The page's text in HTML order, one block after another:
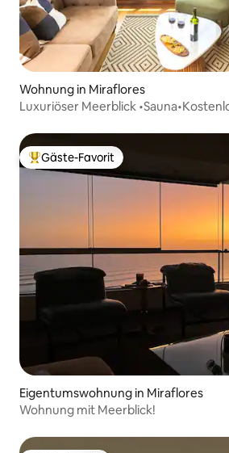
Wohnung in Miraflores
Luxuriöser Meerblick
Beliebter Gäste-Favorit.
Gäste-Favorit
Eigentumswohnung in Miraflores
Wohnung mit Meerblick!